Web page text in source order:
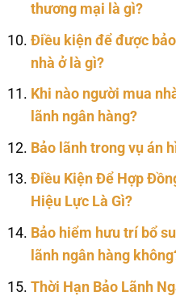
thương mại là gì?
Điều kiện để được
nhà ở là gì?
Khi nào người mua
lãnh ngân hàng?
Bảo lãnh trong vụ án
Điều Kiện Để Hợp
Hiệu Lực Là Gì?
Bảo hiểm hưu trí bổ
lãnh ngân hàng
Thời Hạn Bảo Lãnh